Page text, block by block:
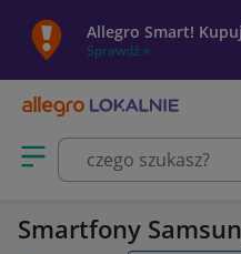
Allegro Smart!
Sprawdź »
Otwórz menu z kategoriami
Smartfony